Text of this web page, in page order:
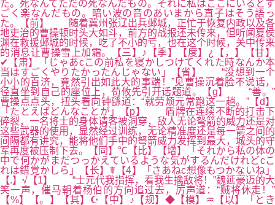
た。死なんてただの死なんだもの。それに私はここにいるとす
ごく楽なんだもの。暗い波の音のあいまから直子はそう語っ
た。【前】 随着冀州张辽出兵邺城，正忙于恢复内政以及各
地吏治的曹操顿时头大如斗，前方的战报还未传来，但听闻夏侯
渊在救援邺城的时候，吃了不小的亏，也在这个时候，关中传来
的消息让曹操雪上加霜。【三】♪【季】【度】¿【，】【甘】
✔【肃】「じゃあcこの前私を寝かしつけてくれた時なんか本
当はすごくやりたかったんじゃない」【省】 “没想到一个
小小的百济，竟然引出如此大的事端！”见曹操沉着脸不说话，
径直坐到自己的座位上，荀攸先引开话题道。【g】 “善。”
曹操点点头，扭头看向钟繇道：“就劳烦元常跑这一趟。”【d】
「たとえばどんなことが」【p】 盾牌在连续不断的打击下
碎裂，一名将士的身体请客被洞穿，敌人无论弩箭的威力还是对
这些武器的使用，显然经过训练，无论精准度还是每一箭之间的
间隔都有讲究，能将他们手中的弩箭威力发挥到最大，城头的守
军再度被压制下去。【同】℃【比】【增】「それから私の体の
中で何かがまだつっかえているような気がするんだけれどcこ
れは錯覚かしら」【长】☤【4】「さあねc想像もつかないね」
【.】√【1】 “士元代我指挥，看我生擒敌将！”魏延豪迈的大
笑一声，催马朝着杨伯的方向追过去，厉声道：“贼将休走！”
【%】【。】【其】☪【中】♪【规】◆【模】♒【以】「とき